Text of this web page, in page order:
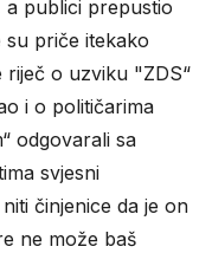
publici prepustio
priče itekako
riječ o uzviku "ZDS“
i o političarima
odgovarali sa
svjesni
činjenice da je on
ne može baš